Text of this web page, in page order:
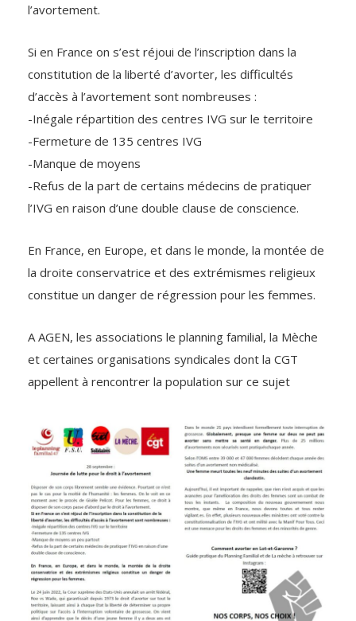
l’avortement.
Si en France on s’est réjoui de l’inscription dans la
constitution de la liberté d’avorter, les difficultés
d’accès à l’avortement sont nombreuses :
-Inégale répartition des centres IVG sur le territoire
-Fermeture de 135 centres IVG
-Manque de moyens
-Refus de la part de certains médecins de pratiquer
l’IVG en raison d’une double clause de conscience.
En France, en Europe, et dans le monde, la montée de
la droite conservatrice et des extrémismes religieux
constitue un danger de régression pour les femmes.
A AGEN, les associations le planning familial, la Mèche
et certaines organisations syndicales dont la CGT
appellent à rencontrer la population sur ce sujet